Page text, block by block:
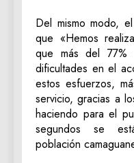
Del mismo modo,
que «Hemos
que más del 77%
dificultades en el
estos esfuerzos,
servicio, gracias a
haciendo para el
segundos se
población